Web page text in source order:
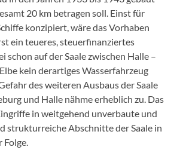
20 km betragen soll. Einst für
konzipiert, wäre das Vorhaben
ein teueres, steuerfinanziertes
schon auf der Saale zwischen Halle –
kein derartiges Wasserfahrzeug
des weiteren Ausbaus der Saale
und Halle nähme erheblich zu. Das
in weitgehend unverbaute und
strukturreiche Abschnitte der Saale in
Folge.